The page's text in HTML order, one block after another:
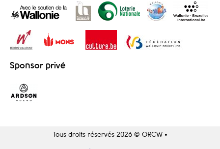
Sponsor privé
Tous droits réservés 2026 © ORCW •